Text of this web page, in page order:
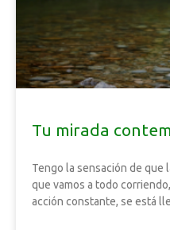
Tu mirada
Tengo la sensación de que
que vamos a todo
acción constante, se está